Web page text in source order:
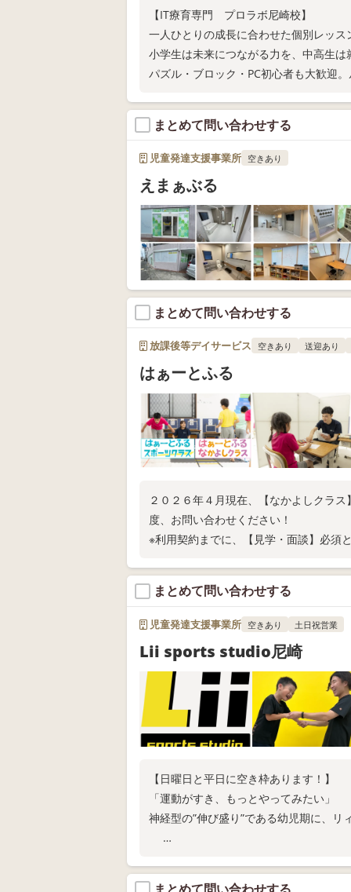
【IT療育専門 プロラボ尼崎校】
一人ひとりの成長に合わせた個別レッ
小学生は未来につながる力を、中高生
パズル・ブロック・PC初心者も大歓迎
まとめて問い合わせする
児童発達支援事業所 空きあり
えまぁぶる
まとめて問い合わせする
放課後等デイサービス 空きあり 送迎あり
はぁーとふる
２０２６年４月現在、【なかよしクラ
度、お問い合わせください！
※利用契約までに、【見学・面談】必須
まとめて問い合わせする
児童発達支援事業所 空きあり 土日祝営業
Lii sports studio尼崎
【日曜日と平日に空き枠あります！】
「運動がすき、もっとやってみたい」
神経型の”伸び盛り”である幼児期に、
◎現在、来年度固定枠の利用申込受付中